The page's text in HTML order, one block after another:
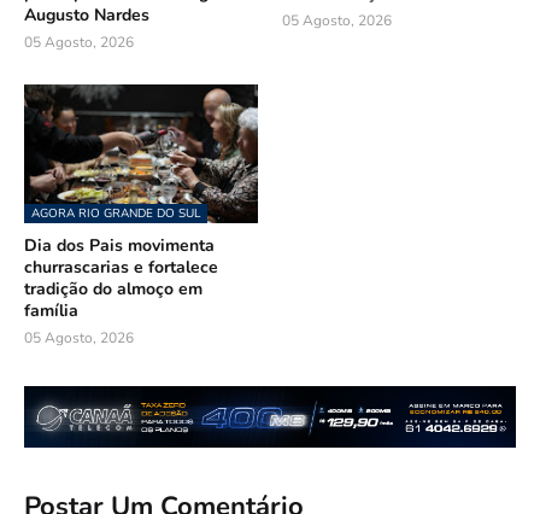
Augusto Nardes
05 Agosto, 2026
05 Agosto, 2026
AGORA RIO GRANDE DO SUL
Dia dos Pais movimenta
churrascarias e fortalece
tradição do almoço em
família
05 Agosto, 2026